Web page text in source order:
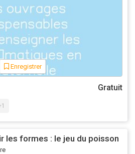
Enregistrer
Gratuit
les formes : le jeu du poisson